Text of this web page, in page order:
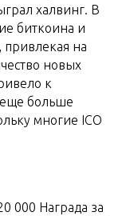
халвинг. В
биткоина и
привлекая на
новых
к
еще больше
многие ICO
000 Награда за